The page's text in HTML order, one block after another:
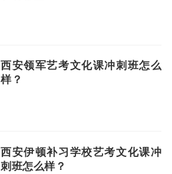
西安领军艺考文化课冲刺班怎么
样？
西安伊顿补习学校艺考文化课冲
刺班怎么样？